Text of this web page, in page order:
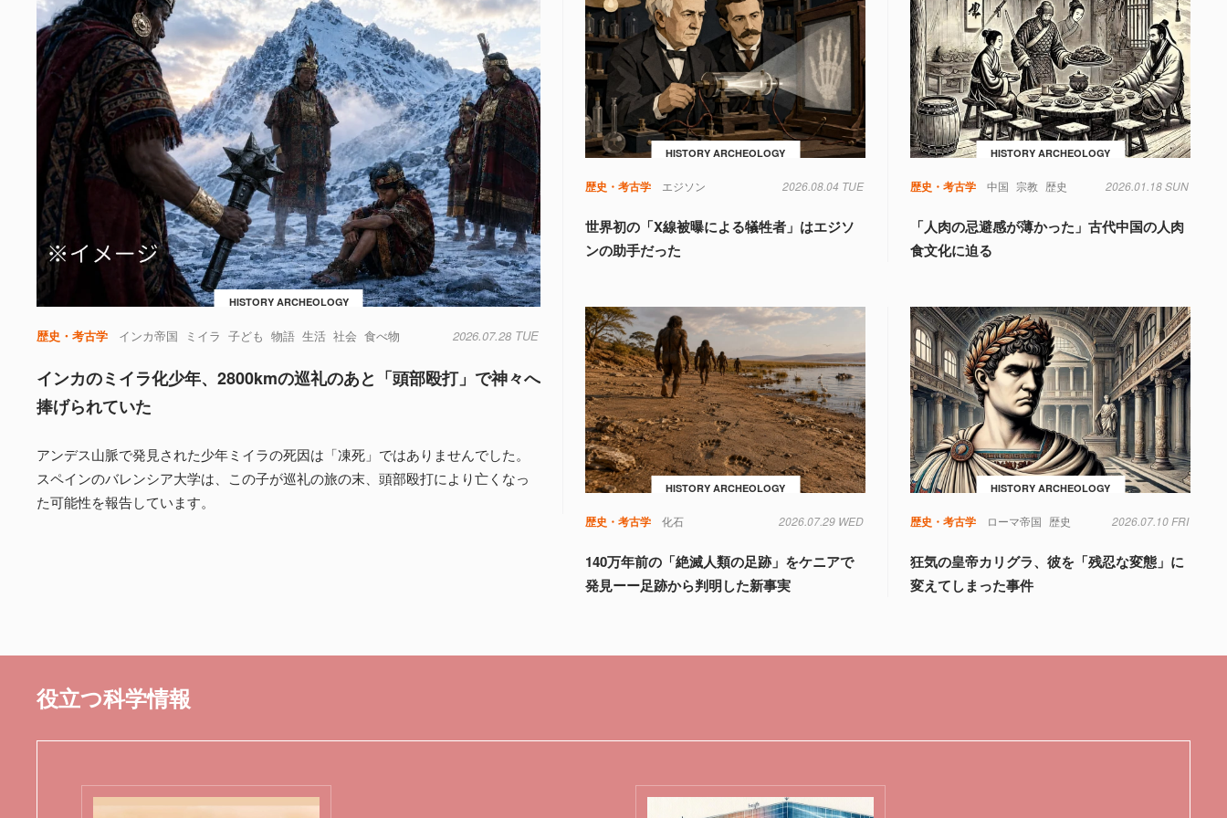
HISTORY ARCHEOLOGY
歴史・考古学 インカ帝国 ミイラ 子ども 物語 生活 社会 食べ物 2026.07.28 TUE
インカのミイラ化少年、2800kmの巡礼のあと「頭部殴打」で神々へ
捧げられていた
アンデス山脈で発見された少年ミイラの死因は「凍死」ではありませんでした。
スペインのバレンシア大学は、この子が巡礼の旅の末、頭部殴打により亡くなっ
た可能性を報告しています。
HISTORY ARCHEOLOGY
歴史・考古学 エジソン 2026.08.04 TUE
世界初の「X線被曝による犠牲者」はエジソ
ンの助手だった
HISTORY ARCHEOLOGY
歴史・考古学 中国 宗教 歴史 2026.01.18 SUN
「人肉の忌避感が薄かった」古代中国の人肉
食文化に迫る
HISTORY ARCHEOLOGY
歴史・考古学 化石 2026.07.29 WED
140万年前の「絶滅人類の足跡」をケニアで
発見ーー足跡から判明した新事実
HISTORY ARCHEOLOGY
歴史・考古学 ローマ帝国 歴史 2026.07.10 FRI
狂気の皇帝カリグラ、彼を「残忍な変態」に
変えてしまった事件
役立つ科学情報